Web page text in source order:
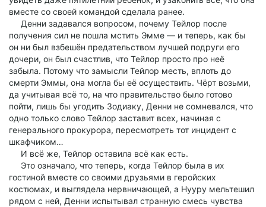
вместе со своей командой сделала ранее.
Денни задавался вопросом, почему Тейлор после
получения сил не пошла мстить Эмме — и теперь, как бы
он ни был взбешён предательством лучшей подруги его
дочери, он был счастлив, что Тейлор просто про неё
забыла. Потому что замысли Тейлор месть, вплоть до
смерти Эммы, она могла бы её осуществить. Чёрт возьми,
да учитывая всё то, на что правительство было готово
пойти, лишь бы угодить Зодиаку, Денни не сомневался, что
одно только слово Тейлор заставит всех, начиная с
генерального прокурора, пересмотреть тот инцидент с
шкафчиком…
И всё же, Тейлор оставила всё как есть.
Это означало, что теперь, когда Тейлор была в их
гостиной вместе со своими друзьями в геройских
костюмах, и выглядела нервничающей, а Нууру мельтешил
рядом с ней, Денни испытывал странную смесь чувства